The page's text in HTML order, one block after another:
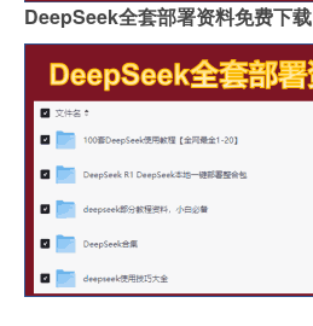
DeepSeek全套部署资料免费下载